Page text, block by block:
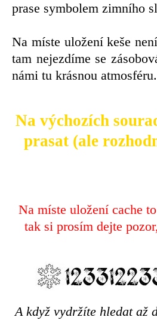
prase symbolem zimního
Na míste uložení keše
tam nejezdíme se
námi tu krásnou atmosféru.
Na výchozích
prasat (ale
Na míste uložení cache
tak si prosím dejte
A když vydržíte hledat až